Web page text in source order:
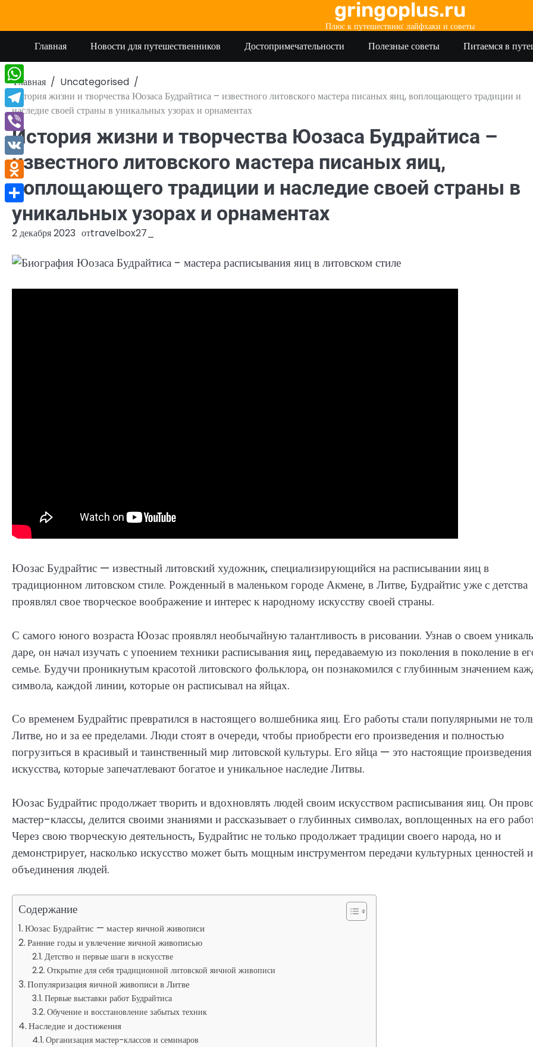
содержимому
gringoplus.ru
Плюс к путешествию: лайфхаки и советы
Главная Новости для путешественников Достопримечательности Полезные советы Питаемся в
Главная
Uncategorised
История жизни и творчества Юозаса Будрайтиса – известного литовского мастера писаных яиц, воплощающего традиции и
наследие своей страны в уникальных узорах и орнаментах
История жизни и творчества Юозаса Будрайтиса –
известного литовского мастера писаных яиц,
воплощающего традиции и наследие своей страны в
уникальных узорах и орнаментах
2 декабря 2023 отtravelbox27_
Юозас Будрайтис — известный литовский художник, специализирующийся на расписывании яиц в
традиционном литовском стиле. Рожденный в маленьком городе Акмене, в Литве, Будрайтис уже с детства
проявлял свое творческое воображение и интерес к народному искусству своей страны.
С самого юного возраста Юозас проявлял необычайную талантливость в рисовании. Узнав о своем
даре, он начал изучать с упоением техники расписывания яиц, передаваемую из поколения в поколение в
семье. Будучи проникнутым красотой литовского фольклора, он познакомился с глубинным значением
символа, каждой линии, которые он расписывал на яйцах.
Со временем Будрайтис превратился в настоящего волшебника яиц. Его работы стали популярными не
Литве, но и за ее пределами. Люди стоят в очереди, чтобы приобрести его произведения и полностью
погрузиться в красивый и таинственный мир литовской культуры. Его яйца — это настоящие произведения
искусства, которые запечатлевают богатое и уникальное наследие Литвы.
Юозас Будрайтис продолжает творить и вдохновлять людей своим искусством расписывания яиц. Он
мастер-классы, делится своими знаниями и рассказывает о глубинных символах, воплощенных на его
Через свою творческую деятельность, Будрайтис не только продолжает традиции своего народа, но и
демонстрирует, насколько искусство может быть мощным инструментом передачи культурных ценностей и
объединения людей.
Содержание
Юозас Будрайтис — мастер яичной живописи
Ранние годы и увлечение яичной живописью
Детство и первые шаги в искусстве
Открытие для себя традиционной литовской яичной живописи
Популяризация яичной живописи в Литве
Первые выставки работ Будрайтиса
Обучение и восстановление забытых техник
Наследие и достижения
Организация мастер-классов и семинаров
WhatsApp
Telegram
Viber
VK
Odnoklassniki
Отправить